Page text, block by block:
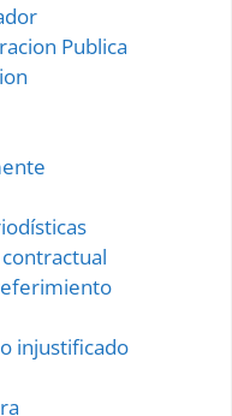
Publica
injustificado